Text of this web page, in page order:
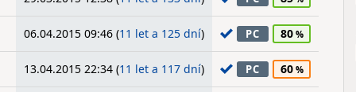
06.04.2015 09:46 (11 let a 125 dní) PC 80
13.04.2015 22:34 (11 let a 117 dní) PC 60